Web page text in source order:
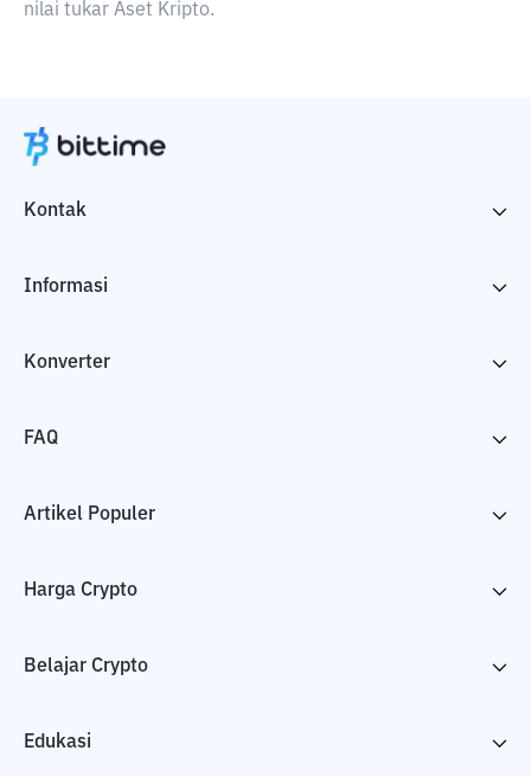
nilai tukar Aset Kripto.
Kontak
Informasi
Konverter
FAQ
Artikel Populer
Harga Crypto
Belajar Crypto
Edukasi